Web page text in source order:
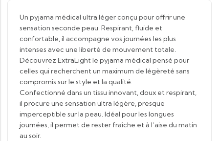
Un pyjama médical ultra léger conçu pour offrir une
sensation seconde peau. Respirant, fluide et
confortable, il accompagne vos journées les plus
intenses avec une liberté de mouvement totale.
Découvrez ExtraLight le pyjama médical pensé pour
celles qui recherchent un maximum de légèreté sans
compromis sur le style et la qualité.
Confectionné dans un tissu innovant, doux et respirant,
il procure une sensation ultra légère, presque
imperceptible sur la peau. Idéal pour les longues
journées, il permet de rester fraîche et à l’aise du matin
au soir.